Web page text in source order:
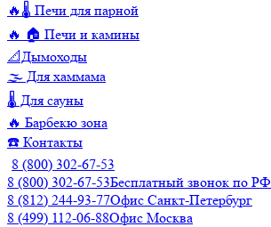
🔥🌡️ Печи для парной
🔥 🏠 Печи и камины
📐Дымоходы
🌫️ Для хаммама
🌡️ Для сауны
🔥 Барбекю зона
☎️ Контакты
8 (800) 302-67-53
8 (800) 302-67-53Бесплатный звонок по РФ
8 (812) 244-93-77Офис Санкт-Петербург
8 (499) 112-06-88Офис Москва